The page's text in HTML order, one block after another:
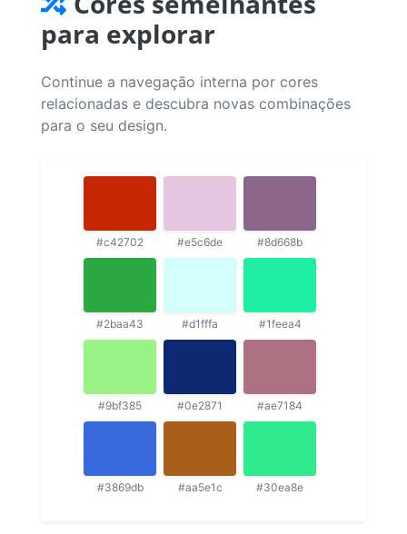
para explorar
Continue a navegação interna por cores
relacionadas e descubra novas combinações
para o seu design.
#c42702 #e5c6de #8d668b
#2baa43 #d1fffa #1feea4
#9bf385 #0e2871 #ae7184
#3869db #aa5e1c #30ea8e